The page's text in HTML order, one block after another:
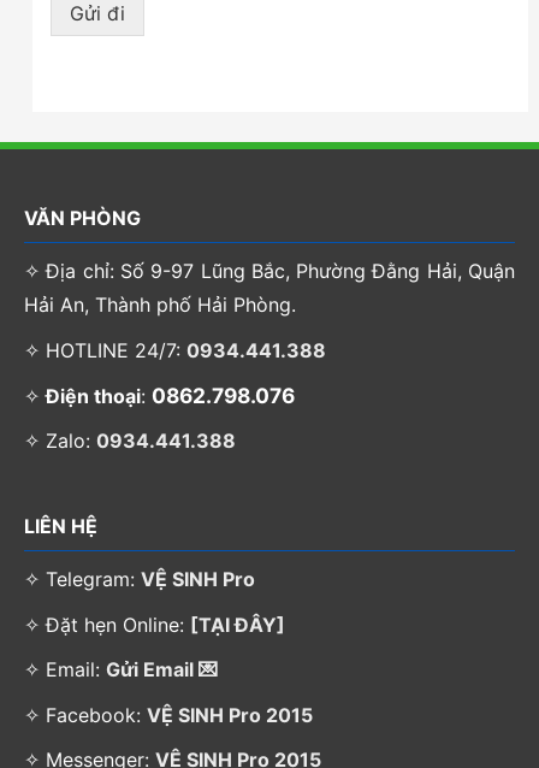
Gửi đi
VĂN PHÒNG
✧ Địa chỉ: Số 9-97 Lũng Bắc, Phường Đằng Hải, Quận
Hải An, Thành phố Hải Phòng.
✧ HOTLINE 24/7: 0934.441.388
✧Điện thoại: 0862.798.076
✧ Zalo: 0934.441.388
LIÊN HỆ
✧ Telegram: VỆ SINH Pro
✧ Đặt hẹn Online: [TẠI ĐÂY]
✧ Email: Gửi Email 💌
✧ Facebook: VỆ SINH Pro 2015
✧ Messenger: VỆ SINH Pro 2015